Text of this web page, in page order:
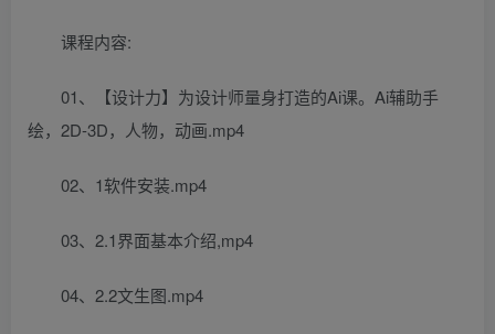
课程内容:
01、【设计力】为设计师量身打造的Ai课。Ai辅助手
绘，2D-3D，人物，动画.mp4
02、1软件安装.mp4
03、2.1界面基本介绍,mp4
04、2.2文生图.mp4